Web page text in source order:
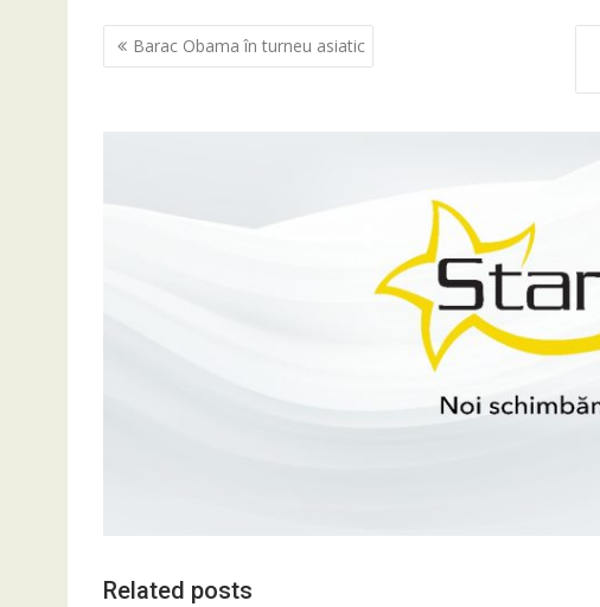
Navigare
în
Barac Obama în turneu asiatic
Related posts